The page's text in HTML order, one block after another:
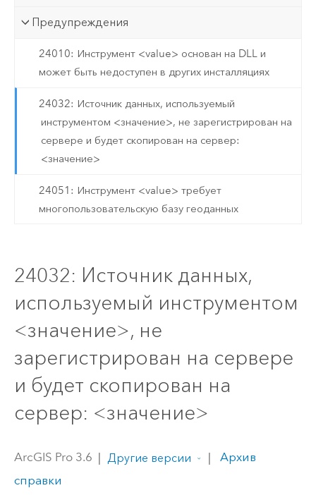
Предупреждения
24010: Инструмент <value> основан на DLL и
может быть недоступен в других инсталляциях
24032: Источник данных, используемый
инструментом <значение>, не зарегистрирован на
сервере и будет скопирован на сервер:
<значение>
24051: Инструмент <value> требует
многопользовательскую базу геоданных
24032: Источник данных,
используемый инструментом
<значение>, не
зарегистрирован на сервере
и будет скопирован на
сервер: <значение>
ArcGIS Pro 3.6 | Другие версии |
Архив
справки